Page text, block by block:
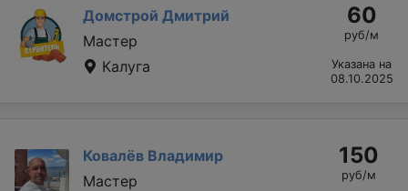
Домстрой Дмитрий
Мастер
Калуга
60
руб/м
Указана на
08.10.2025
Ковалёв Владимир
Мастер
150
руб/м